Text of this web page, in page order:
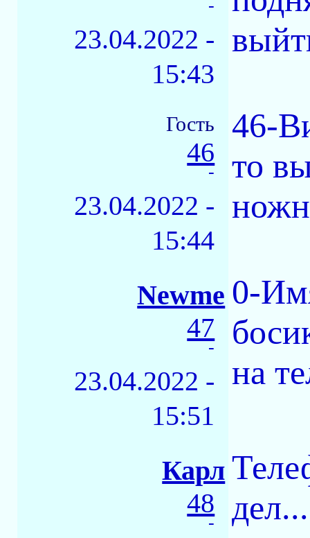
-
23.04.2022 -
15:43
Гость
46
-
23.04.2022 -
15:44
46-
то
Newme
47
-
23.04.2022 -
15:51
0-
на
Карл
48
-
дел...